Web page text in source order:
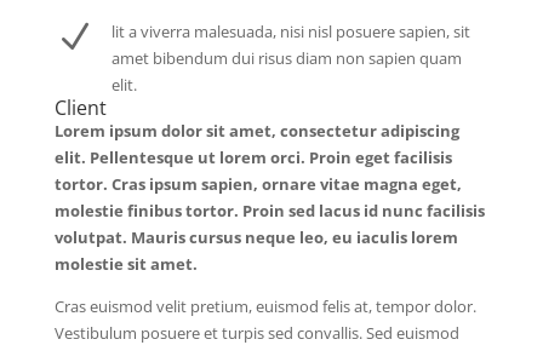
N
lit a viverra malesuada, nisi nisl posuere sapien, sit
amet bibendum dui risus diam non sapien quam
elit.
Client
Lorem ipsum dolor sit amet, consectetur adipiscing
elit. Pellentesque ut lorem orci. Proin eget facilisis
tortor. Cras ipsum sapien, ornare vitae magna eget,
molestie finibus tortor. Proin sed lacus id nunc facilisis
volutpat. Mauris cursus neque leo, eu iaculis lorem
molestie sit amet.
Cras euismod velit pretium, euismod felis at, tempor dolor.
Vestibulum posuere et turpis sed convallis. Sed euismod